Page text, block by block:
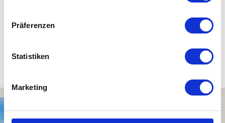
Präferenzen
Statistiken
Marketing
Maße: L 26 cm, T 19 cm, H 2,5 cm